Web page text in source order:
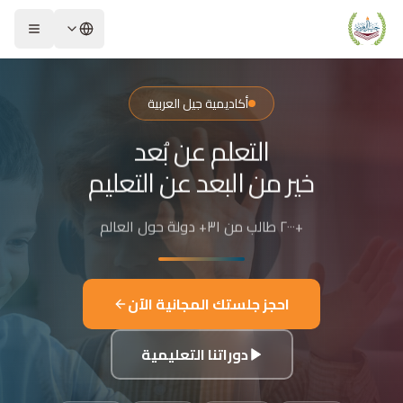
أكاديمية جيل العربية – Jeel Alarabiya Academy
أكاديمية جيل العربية هي منصة تعليمية عبر الإنترنت تأسست عام 2023، متخصصة في تعليم اللغة العربية وتجويد القرآن الكريم والتربية الإسلامية والعلوم للأطفال والبالغين من مختلف أنحاء العالم.
ما الذي تقدمه الأكاديمية؟
تعليم اللغة العربية للناطقين بها وغير الناطقين بها
تجويد وحفظ القرآن الكريم مع إجازات معتمدة
الدراسات الإسلامية والتربية الدينية
اللغة الإنجليزية والفرنسية
البرمجة وعلم الفلك والفنون
تفاصيل الدراسة
الفئات العمرية المستهدفة: من 4 سنوات حتى البالغين
شكل التعليم: مجموعات صغيرة 3-5 طلاب، أو حصص فردية
اللغات المستخدمة في التدريس: العربية، التركية، الإنجليزية، الفرنسية
الشريحة 2 من 4: التعلم عن بُعد خير من البعد عن التعليم
أكاديمية جيل العربية
التعلم عن بُعد
خير من البعد عن التعليم
+٢٠٠٠ طالب من ٣١+ دولة حول العالم
احجز جلستك المجانية الآن
دوراتنا التعليمية